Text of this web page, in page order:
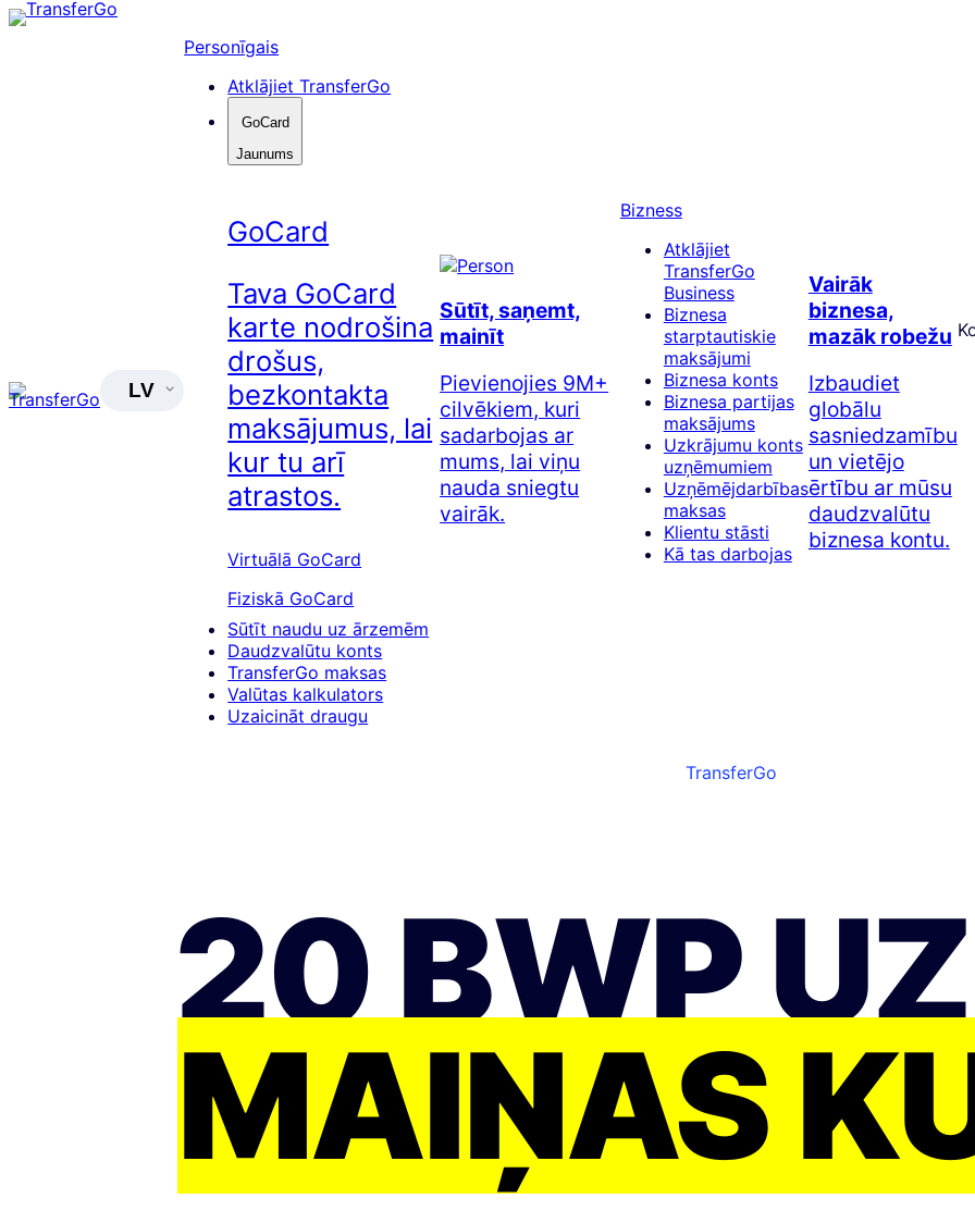
Pāriet
LV
Personīgais
Atklājiet TransferGo
GoCard
Jaunums
GoCard
Tava GoCard
karte nodrošina
drošus,
bezkontakta
maksājumus, lai
kur tu arī
atrastos.
Virtuālā GoCard
Fiziskā GoCard
Sūtīt naudu uz ārzemēm
Daudzvalūtu konts
TransferGo maksas
Valūtas kalkulators
Uzaicināt draugu
Sūtīt, saņemt,
mainīt
Pievienojies 9M+
cilvēkiem, kuri
sadarbojas ar
mums, lai viņu
nauda sniegtu
vairāk.
Bizness
Atklājiet
TransferGo
Business
Biznesa
starptautiskie
maksājumi
Biznesa konts
Biznesa partijas
maksājums
Uzkrājumu konts
uzņēmumiem
Uzņēmējdarbības
maksas
Klientu stāsti
Kā tas darbojas
Vairāk
biznesa,
mazāk robežu
Izbaudiet
globālu
sasniedzamību
un vietējo
ērtību ar mūsu
daudzvalūtu
biznesa kontu.
TransferGo
20 BWP
MAIŅAS